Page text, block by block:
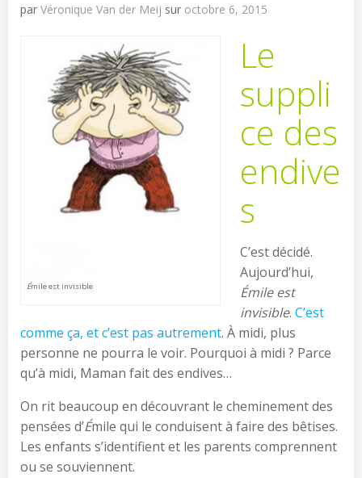
par Véronique Van der Meij sur octobre 6, 2015
Émile est invisible
Le
suppli
ce des
endive
s
C’est décidé.
Aujourd’hui,
Émile est
invisible. C’est
comme ça, et c’est pas autrement. À midi, plus
personne ne pourra le voir. Pourquoi à midi ? Parce
qu’à midi, Maman fait des endives…
On rit beaucoup en découvrant le cheminement des
pensées d’Émile qui le conduisent à faire des bêtises.
Les enfants s’identifient et les parents comprennent
ou se souviennent.